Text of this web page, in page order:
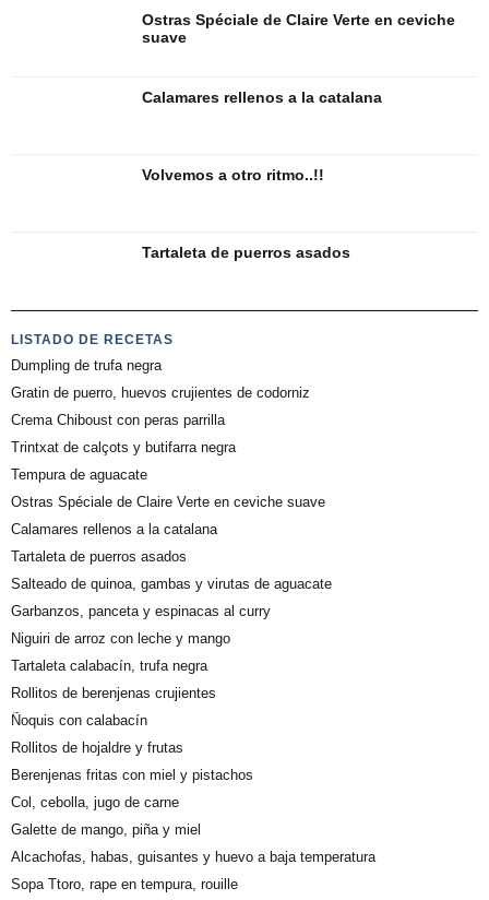
Ostras Spéciale de Claire Verte en ceviche
suave
Calamares rellenos a la catalana
Volvemos a otro ritmo..!!
Tartaleta de puerros asados
LISTADO DE RECETAS
Dumpling de trufa negra
Gratin de puerro, huevos crujientes de codorniz
Crema Chiboust con peras parrilla
Trintxat de calçots y butifarra negra
Tempura de aguacate
Ostras Spéciale de Claire Verte en ceviche suave
Calamares rellenos a la catalana
Tartaleta de puerros asados
Salteado de quinoa, gambas y virutas de aguacate
Garbanzos, panceta y espinacas al curry
Niguiri de arroz con leche y mango
Tartaleta calabacín, trufa negra
Rollitos de berenjenas crujientes
Ñoquis con calabacín
Rollitos de hojaldre y frutas
Berenjenas fritas con miel y pistachos
Col, cebolla, jugo de carne
Galette de mango, piña y miel
Alcachofas, habas, guisantes y huevo a baja temperatura
Sopa Ttoro, rape en tempura, rouille